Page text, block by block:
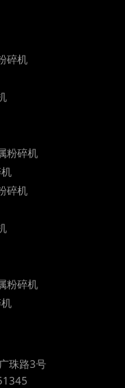
碎机
粉碎机
碎机
粉碎机
珠路3号